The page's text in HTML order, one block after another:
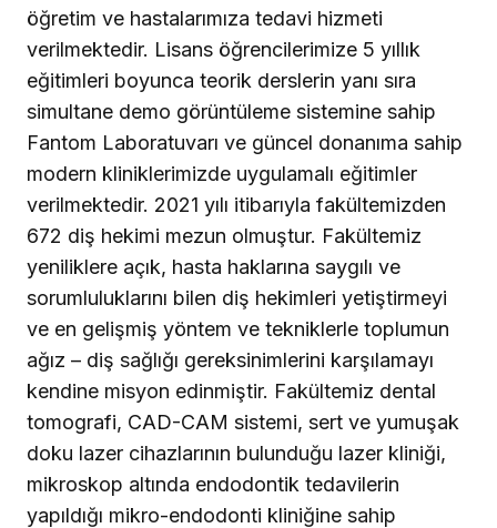
öğretim ve hastalarımıza tedavi hizmeti
verilmektedir. Lisans öğrencilerimize 5 yıllık
eğitimleri boyunca teorik derslerin yanı sıra
simultane demo görüntüleme sistemine sahip
Fantom Laboratuvarı ve güncel donanıma sahip
modern kliniklerimizde uygulamalı eğitimler
verilmektedir. 2021 yılı itibarıyla fakültemizden
672 diş hekimi mezun olmuştur. Fakültemiz
yeniliklere açık, hasta haklarına saygılı ve
sorumluluklarını bilen diş hekimleri yetiştirmeyi
ve en gelişmiş yöntem ve tekniklerle toplumun
ağız – diş sağlığı gereksinimlerini karşılamayı
kendine misyon edinmiştir. Fakültemiz dental
tomografi, CAD-CAM sistemi, sert ve yumuşak
doku lazer cihazlarının bulunduğu lazer kliniği,
mikroskop altında endodontik tedavilerin
yapıldığı mikro-endodonti kliniğine sahip